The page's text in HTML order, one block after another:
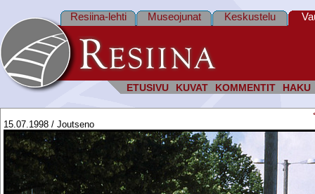
ETUSIVU KUVAT KOMMENTIT HAKU
Resiina-lehti Museojunat Keskustelu
15.07.1998 / Joutseno